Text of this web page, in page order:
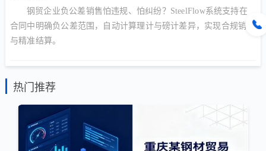
钢贸企业负公差销售怕违规、怕纠纷？SteelFlow系统支持在
合同中明确负公差范围，自动计算理计与磅计差异，实现合规销售
与精准结算。
热门推荐